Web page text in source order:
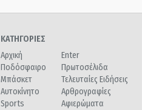
ΚΑΤΗΓΟΡΙΕΣ
Αρχική
Ποδόσφαιρο
Μπάσκετ
Αυτοκίνητο
Sports
Enter
Πρωτοσέλιδα
Τελευταίες Ειδήσεις
Αρθρογραφίες
Αφιερώματα